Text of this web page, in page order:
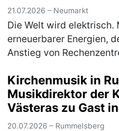
21.07.2026 – Neumarkt
Die Welt wird elektrisch.
erneuerbarer Energien,
Anstieg von
die Elektrobranche
Kirchenmusik in
Musikdirektor der
Västeras zu Gast
Philippuskirche
20.07.2026 – Rummelsberg